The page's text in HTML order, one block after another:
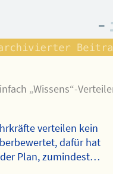
–
„Wissens“-
verteilen kein
dafür hat
Plan, zumindest…